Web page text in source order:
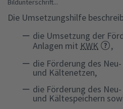
Bildunterschrift...
Die Umsetzungshilfe
die Umsetzung der
Anlagen mit KWK
,
die Förderung des
und Kältenetzen,
die Förderung des
und Kältespeichern